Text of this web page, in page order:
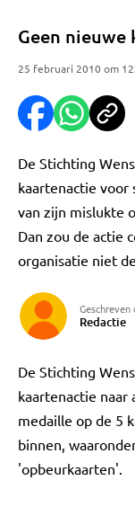
Geen nieuwe
25 februari 2010 om
De Stichting
kaartenactie voor
van zijn mislukte
Dan zou de actie
organisatie niet
Geschreven
Redactie
De Stichting
kaartenactie naar
medaille op de 5
binnen,
'opbeurkaarten'.